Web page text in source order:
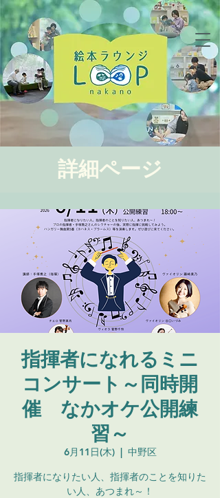
詳細ページ
指揮者になれるミニ
コンサート～同時開
催 なかオケ公開練
習～
6月11日(木)
  |
中野区
指揮者になりたい人、指揮者のことを知りた
い人、あつまれ～！